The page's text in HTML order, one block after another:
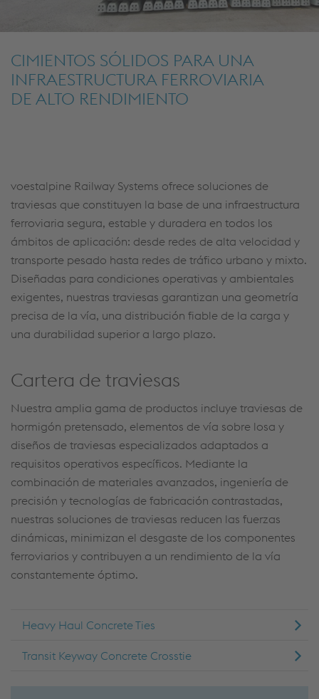
CIMIENTOS SÓLIDOS PARA UNA
INFRAESTRUCTURA FERROVIARIA
DE ALTO RENDIMIENTO
voestalpine Railway Systems ofrece soluciones de
traviesas que constituyen la base de una infraestructura
ferroviaria segura, estable y duradera en todos los
ámbitos de aplicación: desde redes de alta velocidad y
transporte pesado hasta redes de tráfico urbano y mixto.
Diseñadas para condiciones operativas y ambientales
exigentes, nuestras traviesas garantizan una geometría
precisa de la vía, una distribución fiable de la carga y
una durabilidad superior a largo plazo.
Cartera de traviesas
Nuestra amplia gama de productos incluye traviesas de
hormigón pretensado, elementos de vía sobre losa y
diseños de traviesas especializados adaptados a
requisitos operativos específicos. Mediante la
combinación de materiales avanzados, ingeniería de
precisión y tecnologías de fabricación contrastadas,
nuestras soluciones de traviesas reducen las fuerzas
dinámicas, minimizan el desgaste de los componentes
ferroviarios y contribuyen a un rendimiento de la vía
constantemente óptimo.
Heavy Haul Concrete Ties
Transit Keyway Concrete Crosstie